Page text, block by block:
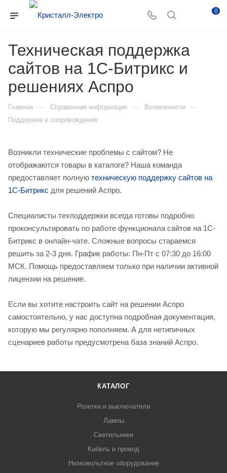
0
Техническая поддержка
сайтов на 1С-Битрикс и
решениях Аспро
Главная — Справочная информация — Возможности —
Поддержка и сопровождение
Возникли технические проблемы с сайтом? Не
отображаются товары в каталоге? Наша команда
предоставляет полную техническую поддержку сайтов на
1С-Битрикс для решений Аспро.
Специалисты техподдержки всегда готовы подробно
проконсультировать по работе функционала сайтов на 1С-
Битрикс в онлайн-чате. Сложные вопросы стараемся
решить за 2-3 дня. График работы: Пн-Пт с 07:30 до 16:00
МСК. Помощь предоставляем только при наличии активной
лицензии на решение.
Если вы хотите настроить сайт на решении Аспро
самостоятельно, у нас доступна подробная документация,
которую мы регулярно пополняем. А для нетипичных
сценариев работы предусмотрена база знаний Аспро.
КАТАЛОГ
Розетки и выключатели
Лампы
Светильники
Кабель и провод
Низковольтное оборудование